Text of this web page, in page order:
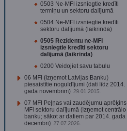
0503 Ne-MFI izsniegtie kredīti
termiņu un sektoru dalījumā
0504 Ne-MFI izsniegtie kredīti
sektoru dalījumā (laikrinda)
0505 Rezidentu ne-MFI
izsniegtie kredīti sektoru
dalījumā (laikrinda)
0200 Veidojiet savu tabulu
06 MFI (izņemot Latvijas Banku)
piesaistītie noguldījumi (dati līdz 2014.
gada novembrim) 29.01.2015.
07 MFI Peļņas vai zaudējumu aprēķins
MFI sektoru dalījumā (izņemot centrālo
banku; sākot ar datiem par 2014. gada
decembri) 27.07.2026.